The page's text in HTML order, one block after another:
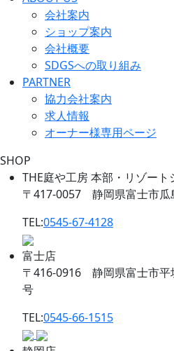
会社案内
ショップ案内
会社概要
SDGSへの取り組み
PARTNER
協力会社案内
求人情報
オーナー様専用ページ
SHOP
THE庭や工房 本部・リゾート
〒417-0057 静岡県富士市瓜
TEL:0545-67-4128
富士店
〒416-0916 静岡県富士市平
号
TEL:0545-66-1515